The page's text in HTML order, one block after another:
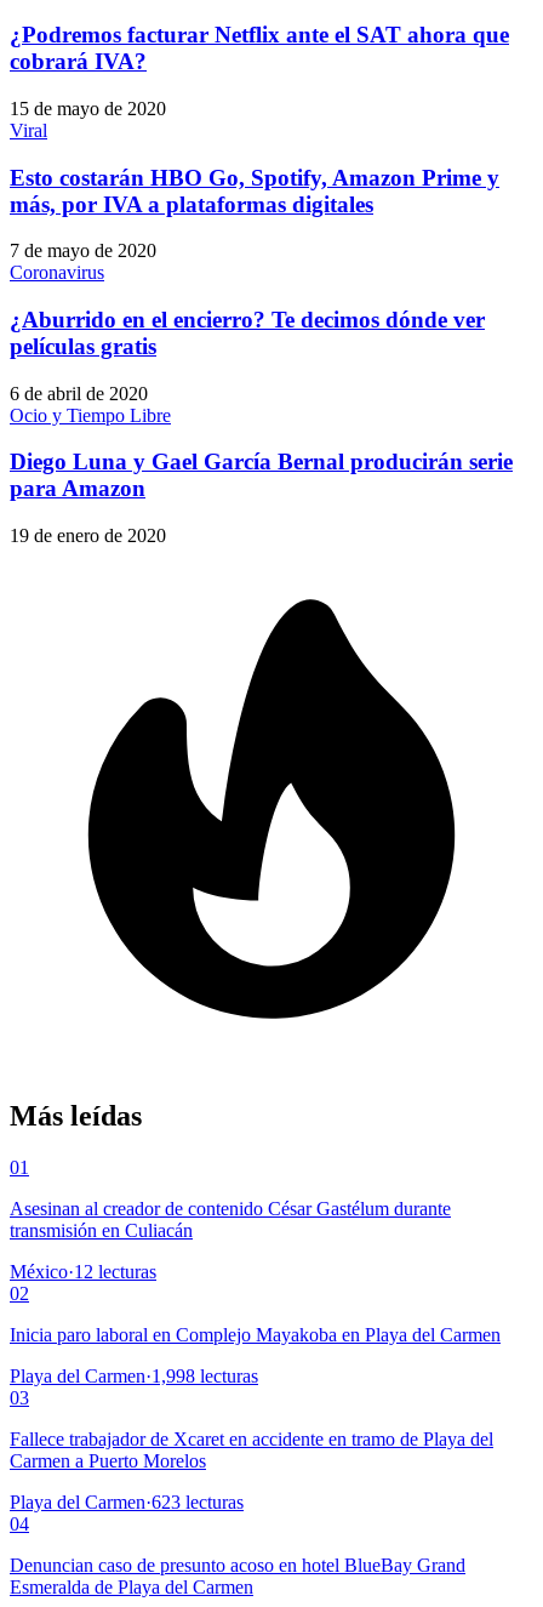
¿Podremos facturar Netflix ante el SAT ahora que
cobrará IVA?
15 de mayo de 2020
Viral
Esto costarán HBO Go, Spotify, Amazon Prime y
más, por IVA a plataformas digitales
7 de mayo de 2020
Coronavirus
¿Aburrido en el encierro? Te decimos dónde ver
películas gratis
6 de abril de 2020
Ocio y Tiempo Libre
Diego Luna y Gael García Bernal producirán serie
para Amazon
19 de enero de 2020
Más leídas
01
Asesinan al creador de contenido César Gastélum durante
transmisión en Culiacán
México·12 lecturas
02
Inicia paro laboral en Complejo Mayakoba en Playa del Carmen
Playa del Carmen·1,998 lecturas
03
Fallece trabajador de Xcaret en accidente en tramo de Playa del
Carmen a Puerto Morelos
Playa del Carmen·623 lecturas
04
Denuncian caso de presunto acoso en hotel BlueBay Grand
Esmeralda de Playa del Carmen